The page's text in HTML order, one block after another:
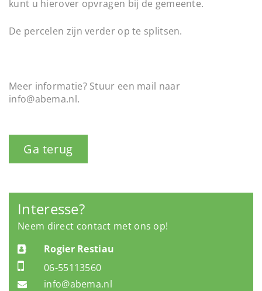
kunt u hierover opvragen bij de gemeente.
De percelen zijn verder op te splitsen.
Meer informatie? Stuur een mail naar
info@abema.nl.
Ga terug
Interesse?
Neem direct contact met ons op!
Rogier Restiau
06-55113560
info@abema.nl